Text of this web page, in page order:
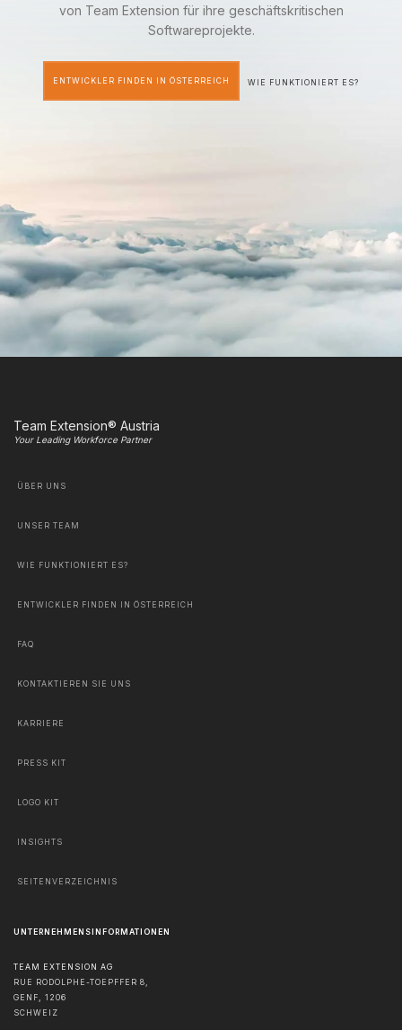
von Team Extension für ihre geschäftskritischen
Softwareprojekte.
ENTWICKLER FINDEN IN ÖSTERREICH WIE FUNKTIONIERT ES?
Team Extension® Austria
Your Leading Workforce Partner
ÜBER UNS
UNSER TEAM
WIE FUNKTIONIERT ES?
ENTWICKLER FINDEN IN ÖSTERREICH
FAQ
KONTAKTIEREN SIE UNS
KARRIERE
PRESS KIT
LOGO KIT
INSIGHTS
SEITENVERZEICHNIS
UNTERNEHMENSINFORMATIONEN
TEAM EXTENSION AG
RUE RODOLPHE-TOEPFFER 8,
GENF, 1206
SCHWEIZ